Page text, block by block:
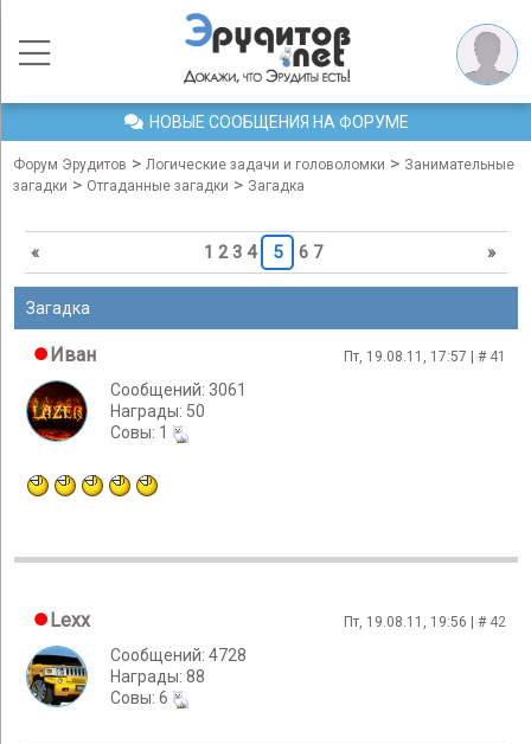
НОВЫЕ СООБЩЕНИЯ НА ФОРУМЕ
Форум Эрудитов > Логические задачи и головоломки > Занимательные
загадки > Отгаданные загадки > Загадка
« 1 2 3 4 5 6 7 »
Загадка
Иван Пт, 19.08.11, 17:57 | # 41
Сообщений: 3061
Награды: 50
Cовы: 1
Lexx Пт, 19.08.11, 19:56 | # 42
Сообщений: 4728
Награды: 88
Cовы: 6